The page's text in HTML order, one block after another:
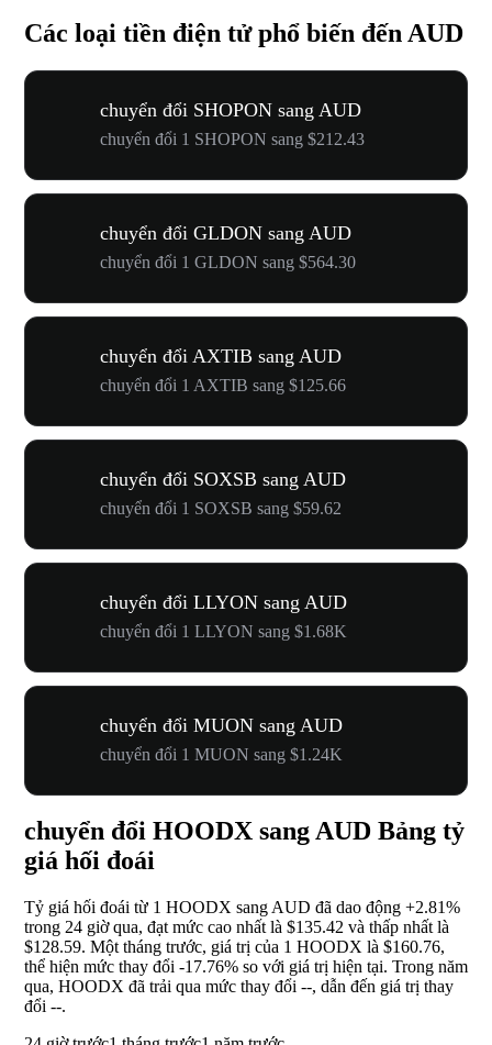
Các loại tiền điện tử phổ biến đến AUD
chuyển đổi SHOPON sang AUD
chuyển đổi 1 SHOPON sang $212.43
chuyển đổi GLDON sang AUD
chuyển đổi 1 GLDON sang $564.30
chuyển đổi AXTIB sang AUD
chuyển đổi 1 AXTIB sang $125.66
chuyển đổi SOXSB sang AUD
chuyển đổi 1 SOXSB sang $59.62
chuyển đổi LLYON sang AUD
chuyển đổi 1 LLYON sang $1.68K
chuyển đổi MUON sang AUD
chuyển đổi 1 MUON sang $1.24K
chuyển đổi HOODX sang AUD Bảng tỷ
giá hối đoái
Tỷ giá hối đoái từ 1 HOODX sang AUD đã dao động +2.81%
trong 24 giờ qua, đạt mức cao nhất là $135.42 và thấp nhất là
$128.59. Một tháng trước, giá trị của 1 HOODX là $160.76,
thể hiện mức thay đổi -17.76% so với giá trị hiện tại. Trong năm
qua, HOODX đã trải qua mức thay đổi --, dẫn đến giá trị thay
đổi --.